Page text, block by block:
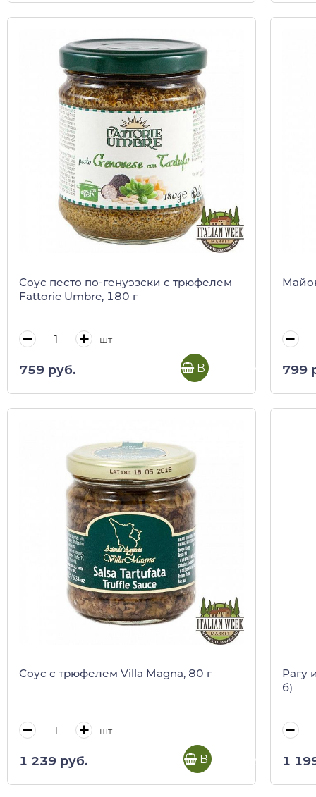
Соус песто по-генуэзски с трюфелем
Fattorie Umbre, 180 г
шт
759 руб. В корзину 799
Соус с трюфелем Villa Magna, 80 г
шт
1 239 руб. В корзину
Рагу
б)
1